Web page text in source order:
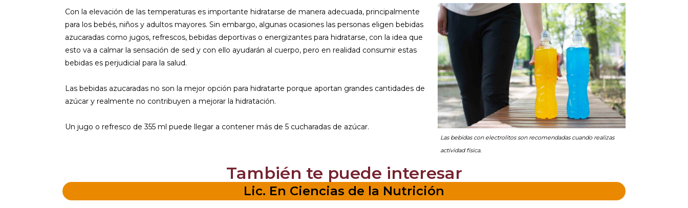
Con la elevación de las temperaturas es importante hidratarse de manera adecuada, principalmente
para los bebés, niños y adultos mayores. Sin embargo, algunas ocasiones las personas eligen bebidas
azucaradas como jugos, refrescos, bebidas deportivas o energizantes para hidratarse, con la idea que
esto va a calmar la sensación de sed y con ello ayudarán al cuerpo, pero en realidad consumir estas
bebidas es perjudicial para la salud.
Las bebidas azucaradas no son la mejor opción para hidratarte porque aportan grandes cantidades de
azúcar y realmente no contribuyen a mejorar la hidratación.
Un jugo o refresco de 355 ml puede llegar a contener más de 5 cucharadas de azúcar.
Las bebidas con electrolitos son recomendadas cuando realizas
actividad física.
También te puede interesar
Lic. En Ciencias de la Nutrición